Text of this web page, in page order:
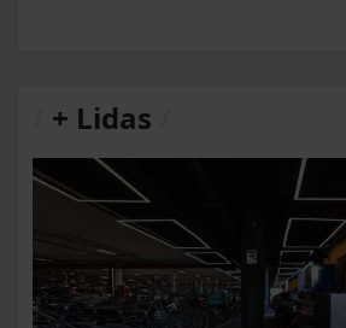
+ Lidas